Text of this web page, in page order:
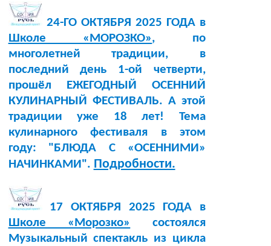
24-ГО ОКТЯБРЯ 2025 ГОДА в
Школе «МОРОЗКО», по
многолетней традиции, в
последний день 1-ой четверти,
прошёл ЕЖЕГОДНЫЙ ОСЕННИЙ
КУЛИНАРНЫЙ ФЕСТИВАЛЬ. А этой
традиции уже 18 лет! Тема
кулинарного фестиваля в этом
году: "БЛЮДА С «ОСЕННИМИ»
НАЧИНКАМИ". Подробности.
17 ОКТЯБРЯ 2025 ГОДА в
Школе «Морозко»
состоялся
Музыкальный спектакль из цикла